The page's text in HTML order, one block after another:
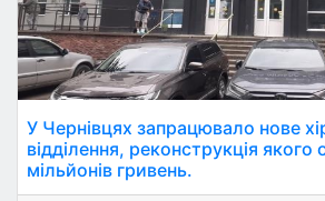
У Чернівцях запрацювало нове
відділення, реконструкція якого
мільйонів гривень.